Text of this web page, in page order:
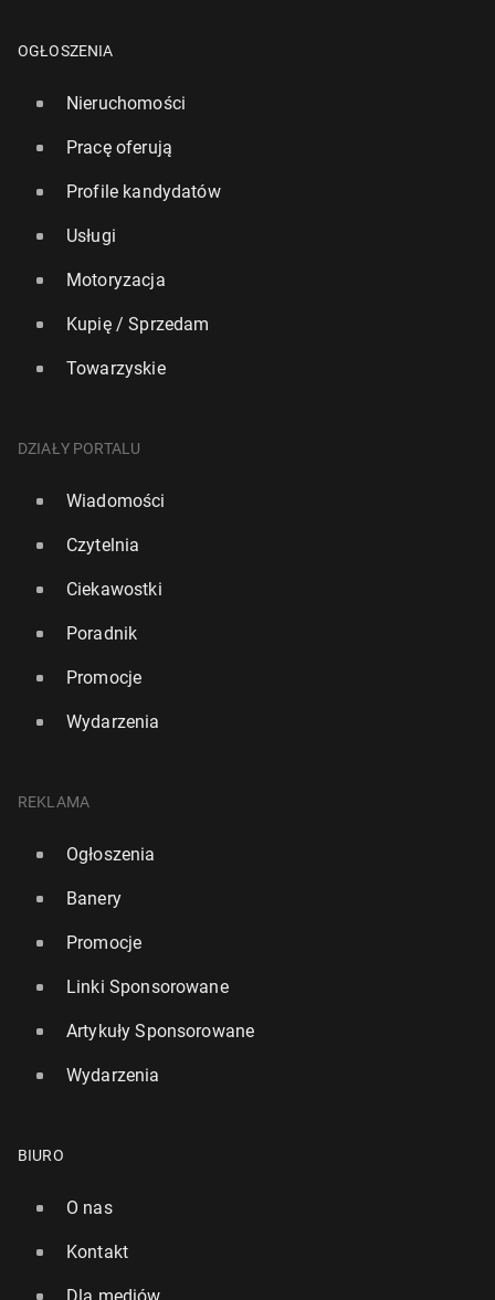
OGŁOSZENIA
Nieruchomości
Pracę oferują
Profile kandydatów
Usługi
Motoryzacja
Kupię / Sprzedam
Towarzyskie
DZIAŁY PORTALU
Wiadomości
Czytelnia
Ciekawostki
Poradnik
Promocje
Wydarzenia
REKLAMA
Ogłoszenia
Banery
Promocje
Linki Sponsorowane
Artykuły Sponsorowane
Wydarzenia
BIURO
O nas
Kontakt